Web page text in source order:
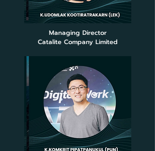
Managing Director
Catalite Company Limited